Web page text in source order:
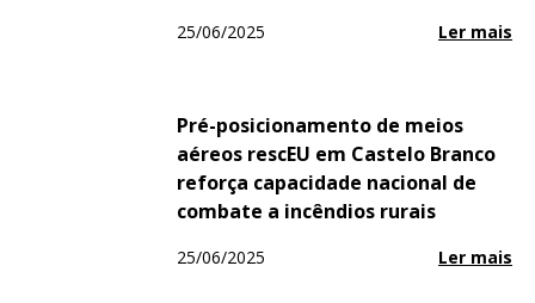
25/06/2025 Ler mais
Pré-posicionamento de meios
aéreos rescEU em Castelo Branco
reforça capacidade nacional de
combate a incêndios rurais
25/06/2025 Ler mais